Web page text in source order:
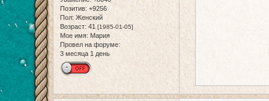
Позитив: +9256
Пол: Женский
Возраст: 41 [1985-01-05]
Мое имя: Мария
Провел на форуме:
3 месяца 1 день